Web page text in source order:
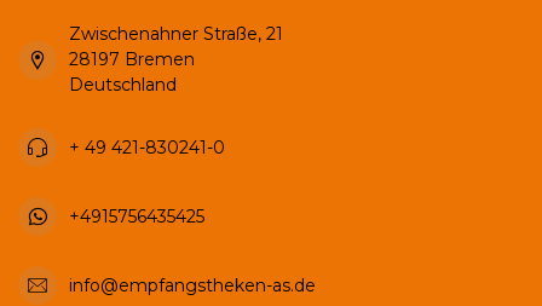
Zwischenahner Straße, 21
28197 Bremen
Deutschland
+ 49 421-830241-0
+4915756435425
info@empfangstheken-as.de